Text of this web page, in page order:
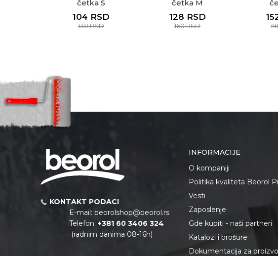
četka S
104 RSD
130RSD
četka M
128 RSD
160RSD
KONTAKT PODACI
E-mail: beorolshop@beorol.rs
Telefon: +381 60 3406 324
(radnim danima 08-16h)
INFORMACIJE
O kompaniji
Politika kvaliteta Beorol
Vesti
Zaposlenje
Gde kupiti - naši partneri
Katalozi i brošure
Dokumentacija za